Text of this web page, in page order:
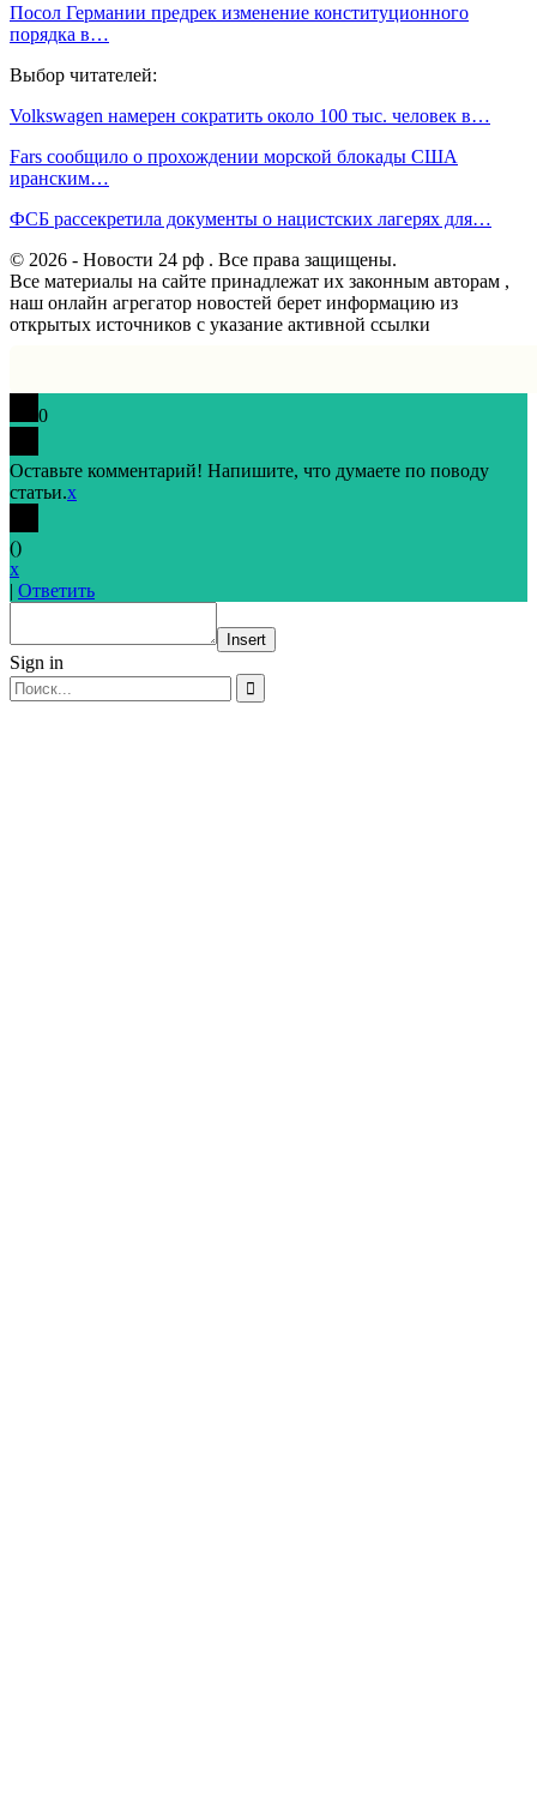
Посол Германии предрек изменение конституционного
порядка в…
Выбор читателей:
Volkswagen намерен сократить около 100 тыс. человек в…
Fars сообщило о прохождении морской блокады США
иранским…
ФСБ рассекретила документы о нацистских лагерях для…
© 2026 - Новости 24 рф . Все права защищены.
Все материалы на сайте принадлежат их законным авторам ,
наш онлайн агрегатор новостей берет информацию из
открытых источников с указание активной ссылки
0
Оставьте комментарий! Напишите, что думаете по поводу
статьи.x
()
x
| Ответить
Insert
Sign in